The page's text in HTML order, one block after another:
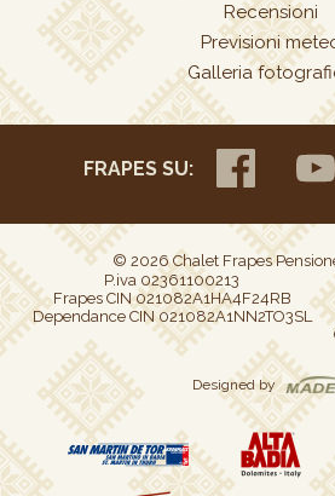
Recensioni
Previsioni
Galleria
FRAPES SU:
© 2026 Chalet Frapes
P.iva 02361100213
Frapes CIN 021082A1HA4F24RB
Dependance CIN 021082A1NN2TO3SL
Designed by